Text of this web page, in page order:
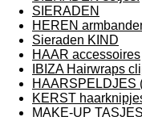
SIERADEN
HEREN
Sieraden KIND
HAAR accessoires
IBIZA Hairwraps
HAARSPELDJES
KERST
MAKE-UP